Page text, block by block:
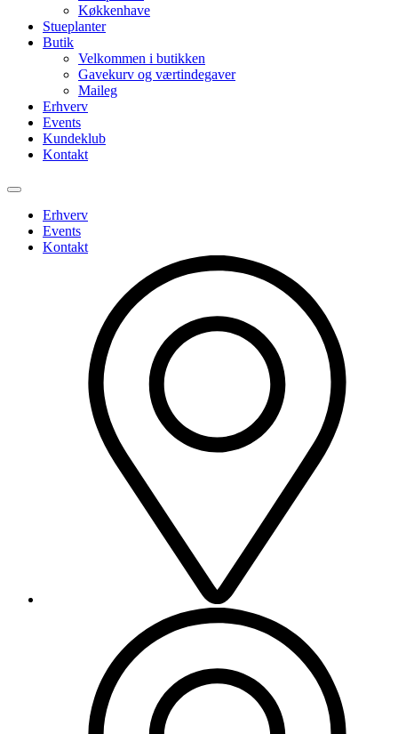
Køkkenhave
Stueplanter
Butik
Velkommen i butikken
Gavekurv og værtindegaver
Maileg
Erhverv
Events
Kundeklub
Kontakt
Erhverv
Events
Kontakt